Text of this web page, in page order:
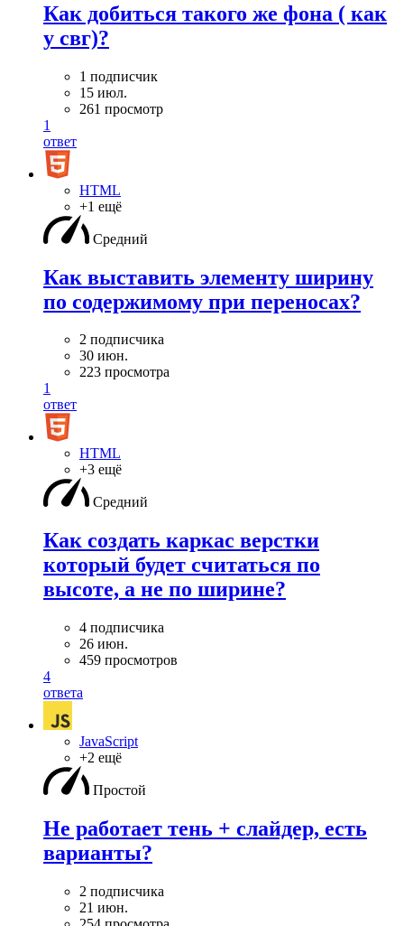
Как добиться такого же фона ( как
у свг)?
1 подписчик
15 июл.
261 просмотр
1
ответ
HTML
+1 ещё
Средний
Как выставить элементу ширину
по содержимому при переносах?
2 подписчика
30 июн.
223 просмотра
1
ответ
HTML
+3 ещё
Средний
Как создать каркас верстки
который будет считаться по
высоте, а не по ширине?
4 подписчика
26 июн.
459 просмотров
4
ответа
JavaScript
+2 ещё
Простой
Не работает тень + слайдер, есть
варианты?
2 подписчика
21 июн.